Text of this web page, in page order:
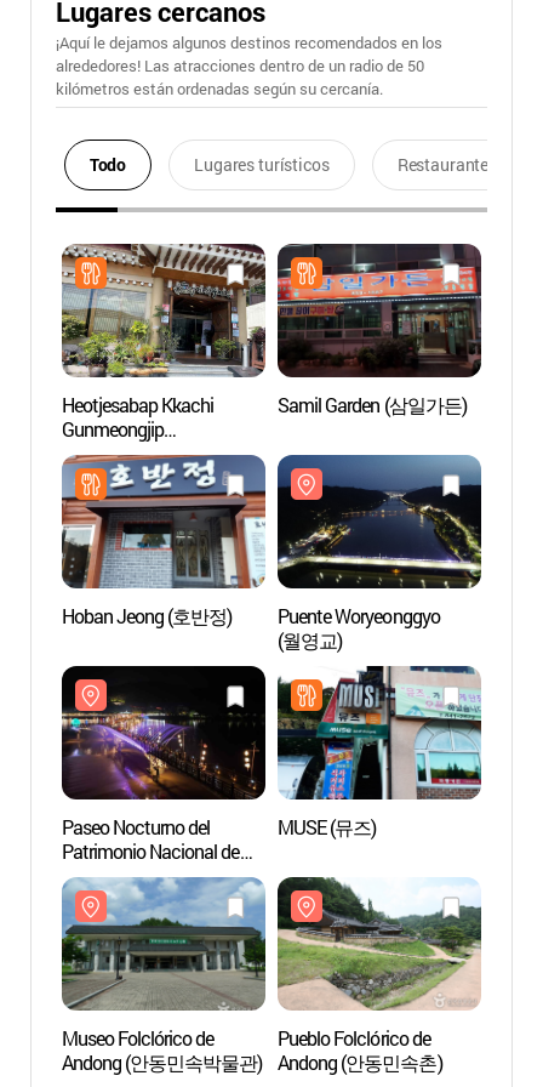
Lugares cercanos
¡Aquí le dejamos algunos destinos recomendados en los
alrededores! Las atracciones dentro de un radio de 50
kilómetros están ordenadas según su cercanía.
Todo Lugares turísticos Restaurantes
Heotjesabap Kkachi
Gunmeongjip
(헛제사밥까치구멍집)
Samil Garden (삼일가든)
Hoban Jeong (호반정)
Puente Woryeonggyo
(월영교)
Paseo Nocturno del
Patrimonio Nacional de
Andong / Paseo Nocturno
de Woryeong (안동
국가유산 야행 /
월영야행)
MUSE (뮤즈)
Museo Folclórico de
Andong (안동민속박물관)
Pueblo Folclórico de
Andong (안동민속촌)